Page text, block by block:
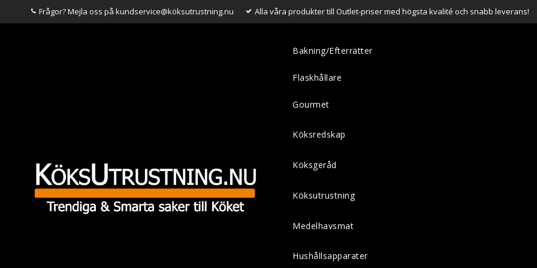
Frågor? Mejla oss på kundservice@köksutrustning.nu Alla våra produkter till Outlet-priser med högsta kvalité och snabb leverans!
Bakning/Efterrätter
Flaskhållare
Gourmet
Köksredskap
Köksgeråd
Köksutrustning
Medelhavsmat
Hushållsapparater